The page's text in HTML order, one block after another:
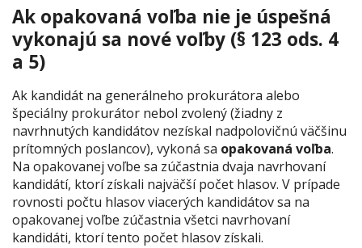
Ak opakovaná voľba nie je úspešná
vykonajú sa nové voľby (§ 123 ods. 4
a 5)
Ak kandidát na generálneho prokurátora alebo
špeciálny prokurátor nebol zvolený (žiadny z
navrhnutých kandidátov nezískal nadpolovičnú väčšinu
prítomných poslancov), vykoná sa opakovaná voľba.
Na opakovanej voľbe sa zúčastnia dvaja navrhovaní
kandidátí, ktorí získali najväčší počet hlasov. V prípade
rovnosti počtu hlasov viacerých kandidátov sa na
opakovanej voľbe zúčastnia všetci navrhovaní
kandidáti, ktorí tento počet hlasov získali.